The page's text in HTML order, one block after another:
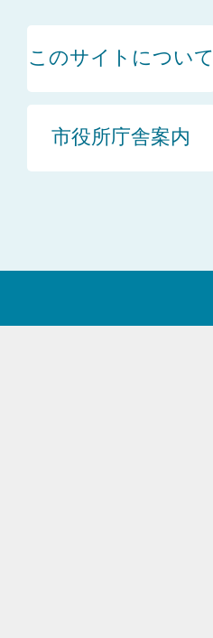
このサイトについて
市役所庁舎案内